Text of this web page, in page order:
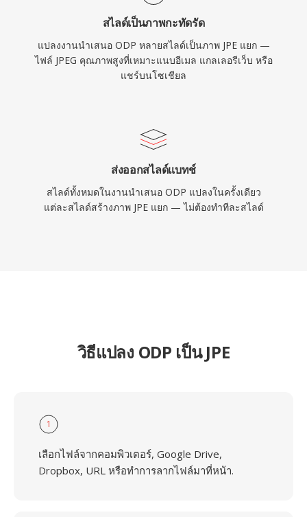
สไลด์เป็นภาพกะทัดรัด
แปลงงานนำเสนอ ODP หลายสไลด์เป็นภาพ JPE แยก —
ไฟล์ JPEG คุณภาพสูงที่เหมาะแนบอีเมล แกลเลอรีเว็บ หรือ
แชร์บนโซเชียล
ส่งออกสไลด์แบทช์
สไลด์ทั้งหมดในงานนำเสนอ ODP แปลงในครั้งเดียว
แต่ละสไลด์สร้างภาพ JPE แยก — ไม่ต้องทำทีละสไลด์
วิธีแปลง ODP เป็น JPE
1
เลือกไฟล์จากคอมพิวเตอร์, Google Drive,
Dropbox, URL หรือทำการลากไฟล์มาที่หน้า.